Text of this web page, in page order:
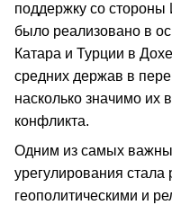
поддержку со
было реализовано в
Катара и Турции в
средних держав в
насколько значимо их
конфликта.
Одним из самых
урегулирования
геополитическими и